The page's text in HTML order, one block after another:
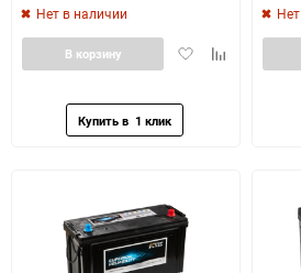
Нет в наличии
ДобавитьДобавить
В корзину